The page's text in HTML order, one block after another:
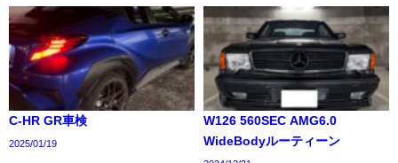
C-HR GR車検
2025/01/19
W126 560SEC AMG6.0
WideBodyルーティーン